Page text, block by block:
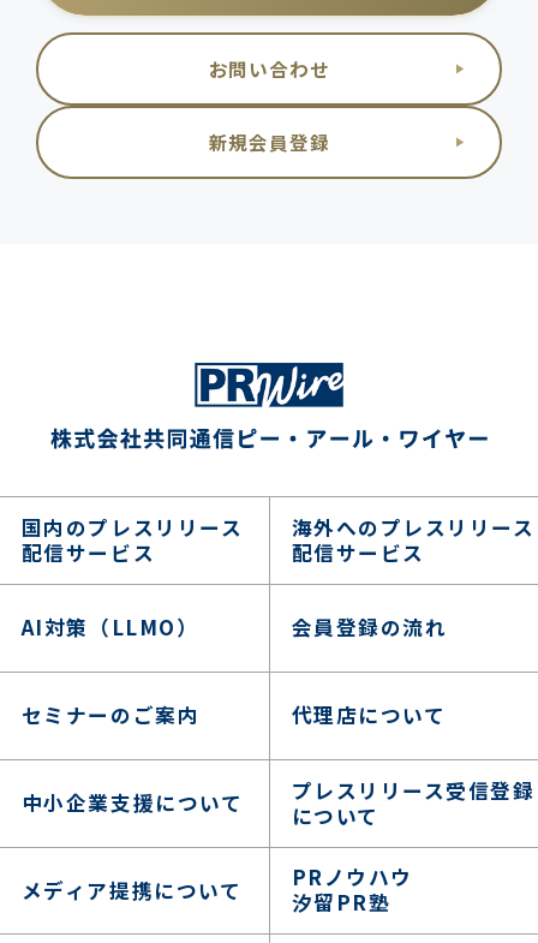
お問い合わせ
新規会員登録
国内のプレスリリース
配信サービス
海外へのプレスリリース
配信サービス
AI対策（LLMO） 会員登録の流れ
セミナーのご案内 代理店について
中小企業支援について
プレスリリース受信登録
について
メディア提携について
PRノウハウ
汐留PR塾